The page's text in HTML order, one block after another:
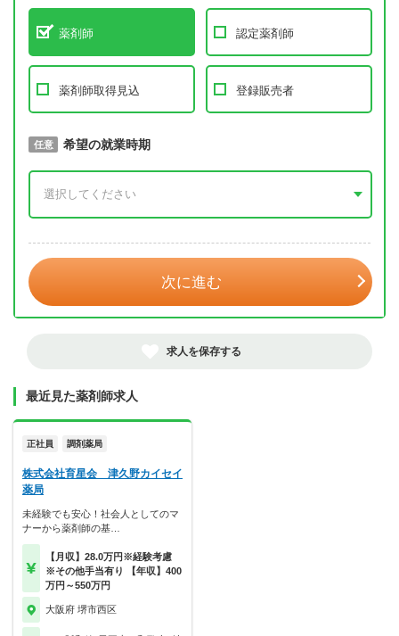
薬剤師 認定薬剤師
薬剤師取得見込 登録販売者
必須 取得予定年
任意 希望の就業時期
次に進む
求人を保存する
最近見た薬剤師求人
正社員 調剤薬局
株式会社育星会 津久野カイセイ
薬局
未経験でも安心！社会人としてのマ
ナーから薬剤師の基…
【月収】28.0万円※経験考慮
※その他手当有り 【年収】400
万円～550万円
大阪府 堺市西区